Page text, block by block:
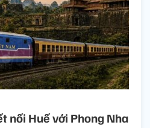
nối Huế với Phong Nha